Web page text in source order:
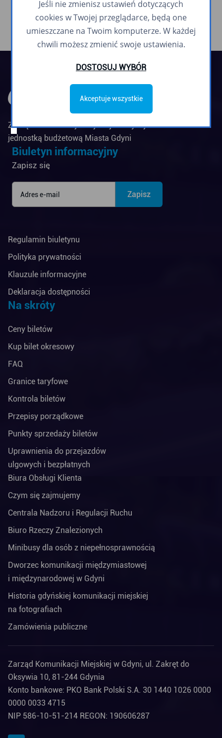
Zarząd Komunikacji Miejskiej w Gdyni jest
jednostką budżetową Miasta Gdyni
Biuletyn informacyjny
Zapisz się
Regulamin biuletynu
Polityka prywatności
Klauzule informacyjne
Deklaracja dostępności
Na skróty
Ceny biletów
Kup bilet okresowy
FAQ
Granice taryfowe
Kontrola biletów
Przepisy porządkowe
Punkty sprzedaży biletów
Uprawnienia do przejazdów
ulgowych i bezpłatnych
Biura Obsługi Klienta
Czym się zajmujemy
Centrala Nadzoru i Regulacji Ruchu
Biuro Rzeczy Znalezionych
Minibusy dla osób z niepełnosprawnością
Dworzec komunikacji międzymiastowej
i międzynarodowej w Gdyni
Historia gdyńskiej komunikacji miejskiej
na fotografiach
Zamówienia publiczne
Zarząd Komunikacji Miejskiej w Gdyni, ul. Zakręt do
Oksywia 10, 81-244 Gdynia
Konto bankowe: PKO Bank Polski S.A. 30 1440 1026 0000
0000 0033 4715
NIP 586-10-51-214 REGON: 190606287
Jeśli nie zmienisz ustawień dotyczących
cookies w Twojej przeglądarce, będą one
umieszczane na Twoim komputerze. W każdej
chwili możesz zmienić swoje ustawienia.
DOSTOSUJ WYBÓR
Akceptuje wszystkie